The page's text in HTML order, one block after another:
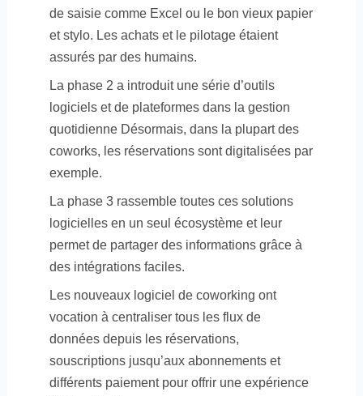
de saisie comme Excel ou le bon vieux papier
et stylo. Les achats et le pilotage étaient
assurés par des humains.
La phase 2 a introduit une série d’outils
logiciels et de plateformes dans la gestion
quotidienne Désormais, dans la plupart des
coworks, les réservations sont digitalisées par
exemple.
La phase 3 rassemble toutes ces solutions
logicielles en un seul écosystème et leur
permet de partager des informations grâce à
des intégrations faciles.
Les nouveaux logiciel de coworking ont
vocation à centraliser tous les flux de
données depuis les réservations,
souscriptions jusqu’aux abonnements et
différents paiement pour offrir une expérience